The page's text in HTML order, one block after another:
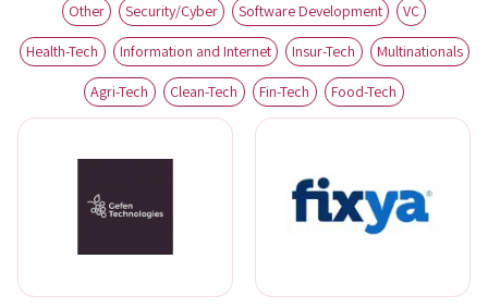
VC
Software Development
Security/Cyber
Other
Multinationals
Insur-Tech
Information and Internet
Health-Tech
Food-Tech
Fin-Tech
Clean-Tech
Agri-Tech